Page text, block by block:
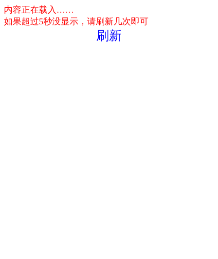
内容正在载入……
如果超过5秒没显示，请刷新几次即可
刷新